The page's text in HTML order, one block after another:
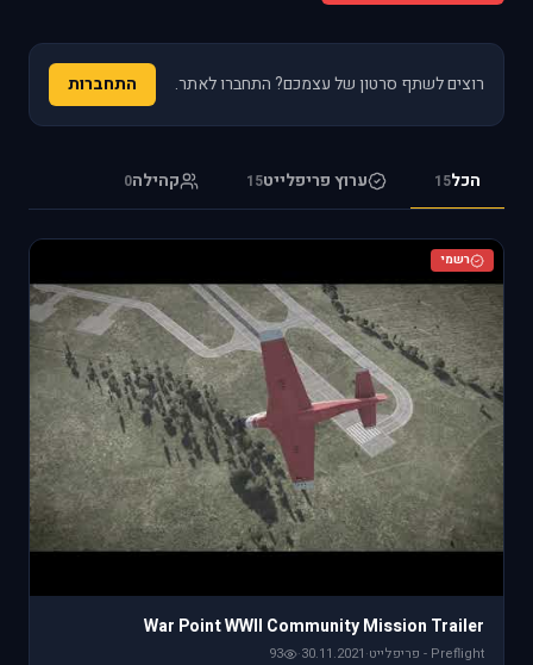
רוצים לשתף סרטון של עצמכם? התחברו לאתר. התחברות
הכל15 ערוץ פריפלייט15 קהילה0
רשמי
War Point WWII Community Mission Trailer
Preflight - פריפלייט ·
30.11.2021
·
93